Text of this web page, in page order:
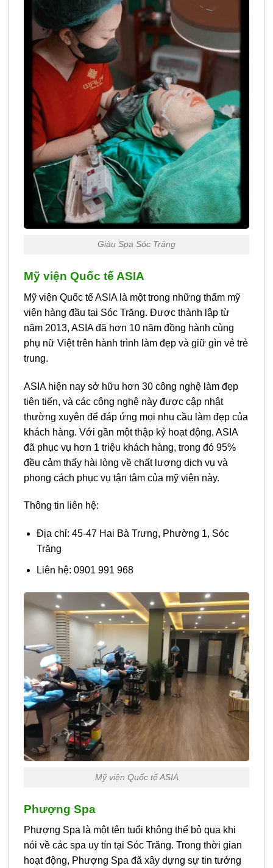
Giàu Spa Sóc Trăng
Mỹ viện Quốc tế ASIA
Mỹ viện Quốc tế ASIA là một trong những thẩm mỹ
viện hàng đầu tại Sóc Trăng. Được thành lập từ
năm 2013, ASIA đã hơn 10 năm đồng hành cùng
phụ nữ Việt trên hành trình làm đẹp và giữ gìn vẻ trẻ
trung.
ASIA hiện nay sở hữu hơn 30 công nghệ làm đẹp
tiên tiến, và các công nghệ này được cập nhật
thường xuyên để đáp ứng mọi nhu cầu làm đẹp của
khách hàng. Với gần một thập kỷ hoạt động, ASIA
đã phục vụ hơn 1 triệu khách hàng, trong đó 95%
đều cảm thấy hài lòng về chất lượng dịch vụ và
phong cách phục vụ tận tâm của mỹ viện này.
Thông tin liên hệ:
Địa chỉ: 45-47 Hai Bà Trưng, Phường 1, Sóc
Trăng
Liên hệ: 0901 991 968
Mỹ viện Quốc tế ASIA
Phượng Spa
Phượng Spa là một tên tuổi không thể bỏ qua khi
nói về các spa uy tín tại Sóc Trăng. Trong thời gian
hoạt động, Phượng Spa đã xây dựng sự tin tưởng